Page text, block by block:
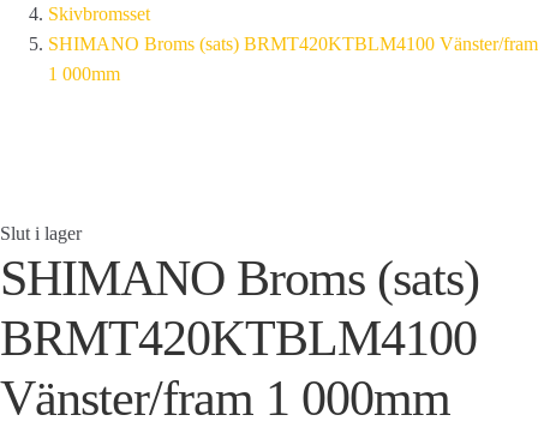
Skivbromsset
SHIMANO Broms (sats) BRMT420KTBLM4100 Vänster/fram
1 000mm
Slut i lager
SHIMANO Broms (sats)
BRMT420KTBLM4100
Vänster/fram 1 000mm